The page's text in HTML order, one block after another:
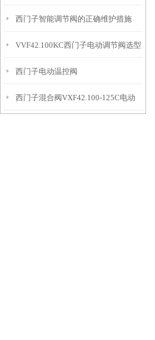
域中
西门子智能调节阀的正确维护措施
VVF42.100KC西门子电动调节阀选型
指导
西门子电动温控阀
VVF42.125KC+SKC62接线
西门子混合阀VXF42.100-125C电动